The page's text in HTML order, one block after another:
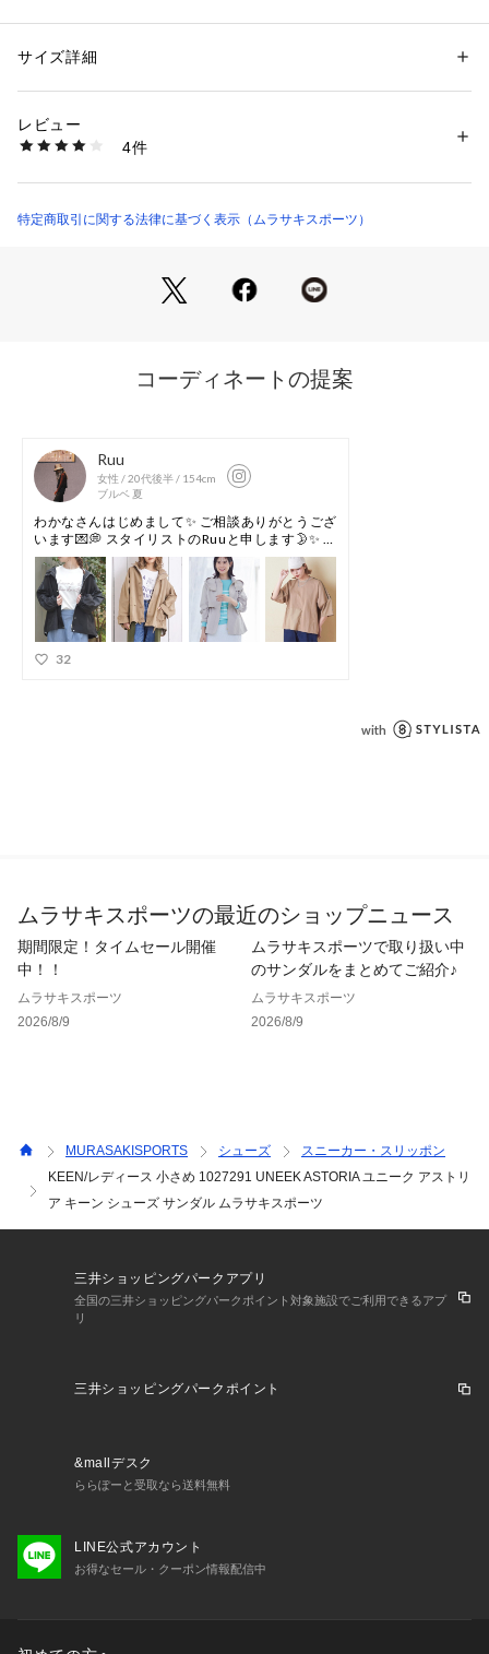
アで培われたサポート性を実現した肉厚なミッドソール＋アウ
●つま先全体を広げるスペースを作ることによって、万人受け
ション性を強化
●発泡素材使用のミッドソールは軽量性とクッション性を実現
●衝撃の吸収を可能とする発泡素材使用のインソールはアーチ
が、濡れた路面で最大限の防滑性を発揮。踏み跡を残さず、耐
●リサイクルPET配合のプラスチックを使用し、環境を保護す
るとともに新品素材の使用を削減
●天然原料による抗菌防臭加工のEco Anti-odorを採用
※価格変更によりタグ表記と販売価格が異なる場合がございま
す。予めご了承ください。
※掲載画像に関しましては、屋外や屋内での光の当たり方やパ
ソコンやスマートフォンなどの閲覧環境によって実際の色味と
異なる場合がございます。予めご了承ください。
※サイト内でのカラー名と、お届け商品に記載されているカラ
※梱包袋の粘着が一部弱い場合がございますが、商品自体に問
★お気に入り登録のおすすめ★
お気に入り登録商品は、マイページにて現在の価格情報や在庫
状況の確認が可能です。
お気に入り商品の再入荷通知も届いて便利！
お買い物リストの管理に是非ご利用下さい。
・・・・・・・・・・・・・・・・・・・・・・
性別：レディース
素材：アッパー：リサイクルプラスチック ・アウトソール：ラバー
商品番号：
1027291 （ショップ）
サイズ詳細
レビュー
4件
特定商取引に関する法律に基づく表示（ムラサキスポーツ）
ムラサキスポーツの最近のショップニュース
期間限定！タイムセール開催
中！！
ムラサキスポーツ
2026/8/9
ムラサキスポーツで取り扱い中
のサンダルをまとめてご紹介♪
ムラサキスポーツ
2026/8/9
MURASAKISPORTS シューズ
スニーカー・スリッポン
KEEN/レディース 小さめ 1027291 UNEEK ASTORIA ユニーク アストリ
ア キーン シューズ サンダル ムラサキスポーツ
三井ショッピングパークアプリ
全国の三井ショッピングパークポイント対象施設でご利用できるアプ
リ
三井ショッピングパークポイント
&mallデスク
ららぽーと受取なら送料無料
LINE公式アカウント
お得なセール・クーポン情報配信中